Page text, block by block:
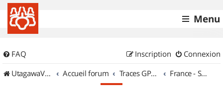
Menu
FAQ Connexion
Inscription
UtagawaVTT (Randos VTT et VTTAE avec traces GPS)
Accueil forum Traces GPS de randos VTT France - Sud Est